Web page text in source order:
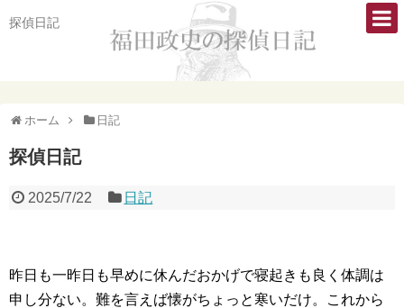
探偵日記
ホーム 日記
探偵日記
2025/7/22 日記
昨日も一昨日も早めに休んだおかげで寝起きも良く体調は
申し分ない。難を言えば懐がちょっと寒いだけ。これから